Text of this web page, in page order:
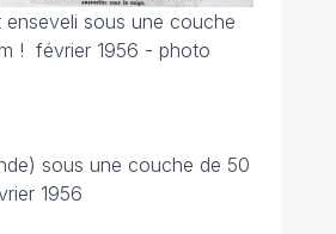
enseveli sous une couche
! février 1956 - photo
sous une couche de 50
1956